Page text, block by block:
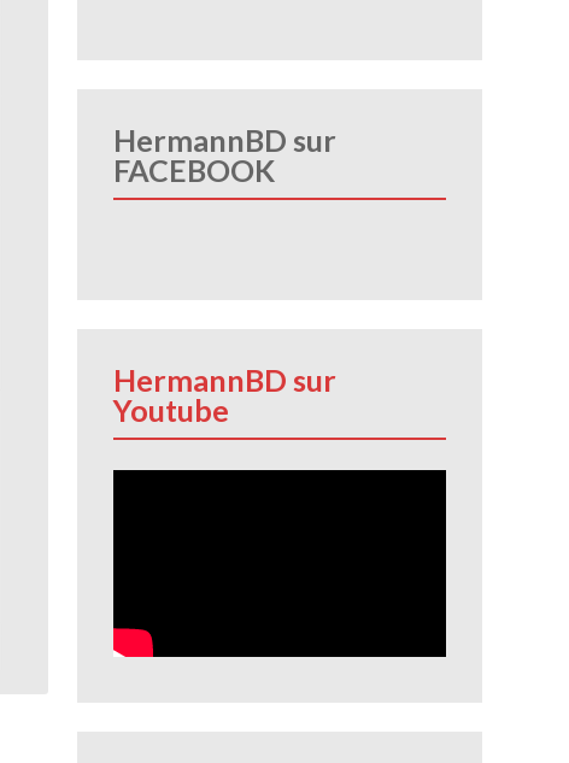
HermannBD sur
FACEBOOK
HermannBD sur
Youtube